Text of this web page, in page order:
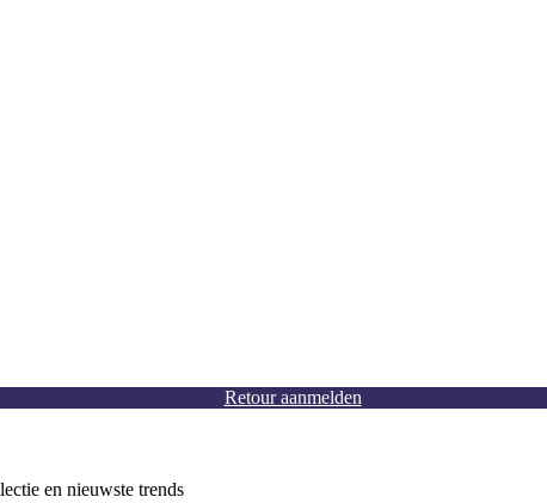
Retour aanmelden
en nieuwste trends